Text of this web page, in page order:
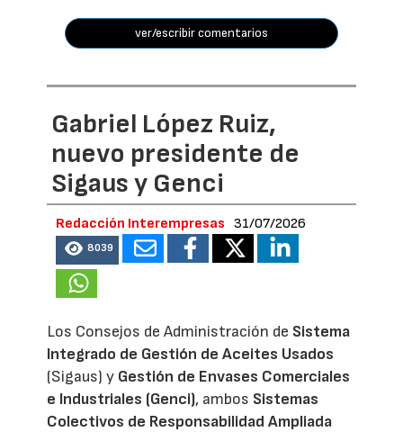
ver/escribir comentarios
Gabriel López Ruiz,
nuevo presidente de
Sigaus y Genci
Redacción Interempresas 31/07/2026
8039
Los Consejos de Administración de Sistema
Integrado de Gestión de Aceites Usados
(Sigaus) y Gestión de Envases Comerciales
e Industriales (Genci), ambos Sistemas
Colectivos de Responsabilidad Ampliada